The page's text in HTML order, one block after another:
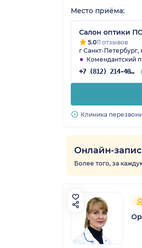
Место приёма:
Салон оптики
5.011 отзывов
г Санкт-Петербург,
Комендантский
+7 (812) 214-40-89
Клиника
Онлайн-
Более того, за